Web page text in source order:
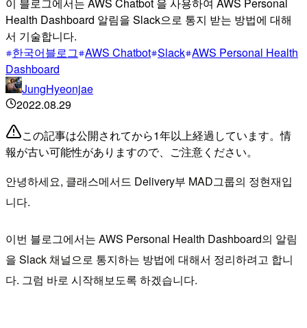
Health Dashboard 알림을 Slack으로 통지 받는 방법에 대해
서 기술합니다.
한국어블로그 AWS Chatbot Slack AWS Personal Health
Dashboard
JungHyeonjae
2022.08.29
この記事は公開されてから1年以上経過しています。情
報が古い可能性がありますので、ご注意ください。
안녕하세요, 클래스메서드 Delivery부 MAD그룹의 정현재입
니다.
이번 블로그에서는 AWS Personal Health Dashboard의 알림
을 Slack 채널으로 통지하는 방법에 대해서 정리하려고 합니
다. 그럼 바로 시작해보도록 하겠습니다.